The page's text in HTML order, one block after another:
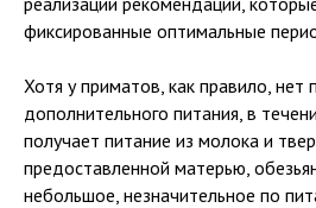
фиксированные оптимальные
Хотя у приматов, как правило, нет
дополнительного питания, в
получает питание из молока и
предоставленной матерью,
небольшое, незначительное по